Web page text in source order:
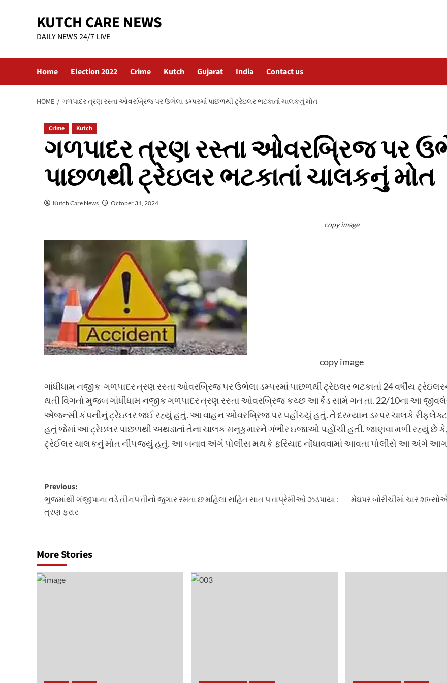
KUTCH CARE NEWS
DAILY NEWS 24/7 LIVE
Home Election 2022 Crime Kutch Gujarat India Contact us
HOME ગળપાદર ત્રણ રસ્તા ઓવરબ્રિજ પર ઉભેલા ડમ્પરમાં પાછળથી ટ્રેઇલર ભટકાતાં ચાલકનું મોત
Crime Kutch
ગળપાદર ત્રણ રસ્તા ઓવરબ્રિજ પર
પાછળથી ટ્રેઇલર ભટકાતાં ચાલકનું મોત
Kutch Care News October 31, 2024
copy image
copy image
ગાંધીધામ નજીક ગળપાદર ત્રણ રસ્તા ઓવરબ્રિજ પર ઉભેલા ડમ્પરમાં પાછળથી ટ્રેઇલર ભટકાતાં 24 વર્ષીય
થતી વિગતો મુજબ ગાંધીધામ નજીક ગળપાદર ત્રણ રસ્તા ઓવરબ્રિજ કચ્છ આર્કેડ સામે ગત તા. 22/10ના આ
એજન્સી કંપનીનું ટ્રેઇલર જઈ રહ્યું હતું. આ વાહન ઓવરબ્રિજ પર પહોંચ્યું હતું. તે દરમ્યાન ડમ્પર ચાલકે રીફ્લેક્ટર
હતું જેમાં આ ટ્રેઇલર પાછળથી અથડાતાં તેના ચાલક મનુકુમારને ગંભીર ઇજાઓ પહોંચી હતી. જાણવા મળી રહ્યું
ટ્રેઈલર ચાલકનું મોત નીપજયું હતું. આ બનાવ અંગે પોલીસ મથકે ફરિયાદ નોંધાવવામાં આવતા પોલીસે આ અંગે
Post
navigation
Previous:
ભુજમાંથી ગંજીપાના વડે તીનપત્તીનો જુગાર રમતા છ મહિલા સહિત સાત પત્તાપ્રેમીઓ ઝડપાયા :
ત્રણ ફરાર
મેઘપર બોરીચીમાં ચાર
More Stories